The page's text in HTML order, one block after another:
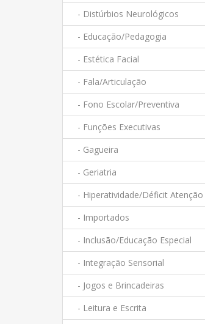
- Distúrbios Neurológicos
- Educação/Pedagogia
- Estética Facial
- Fala/Articulação
- Fono Escolar/Preventiva
- Funções Executivas
- Gagueira
- Geriatria
- Hiperatividade/Déficit Atenção
- Importados
- Inclusão/Educação Especial
- Integração Sensorial
- Jogos e Brincadeiras
- Leitura e Escrita